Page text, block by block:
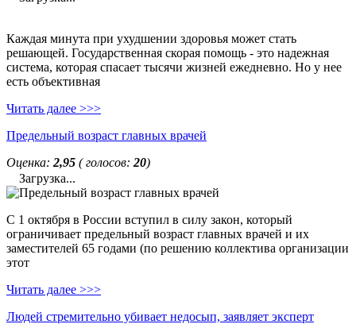
Каждая минута при ухудшении здоровья может стать
решающей. Государственная скорая помощь - это надежная
система, которая спасает тысячи жизней ежедневно. Но у нее
есть объективная
Читать далее >>>
Предельный возраст главных врачей
Оценка: 2,95 ( голосов: 20)
Загрузка...
С 1 октября в России вступил в силу закон, который
ограничивает предельный возраст главных врачей и их
заместителей 65 годами (по решению коллектива организации
этот
Читать далее >>>
Людей стремительно убивает недосып, заявляет эксперт